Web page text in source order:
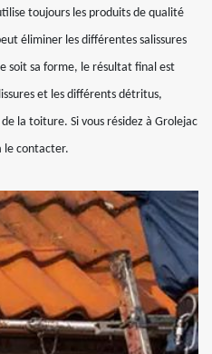
toujours les produits de qualité
éliminer les différentes salissures
soit sa forme, le résultat final est
et les différents détritus,
la toiture. Si vous résidez à Grolejac
le contacter.